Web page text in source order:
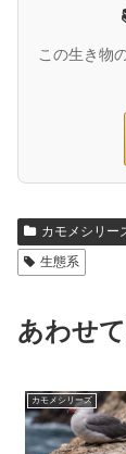
この生き物
カモメシリー
生態系
あわせ
カモメシリーズ